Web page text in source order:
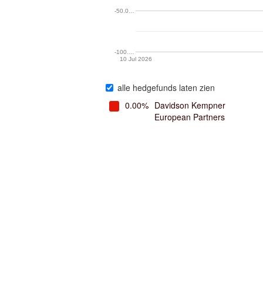
10 Jul 2026
-100.…
-50.0…
alle hedgefunds laten zien
0.00% Davidson Kempner
European Partners